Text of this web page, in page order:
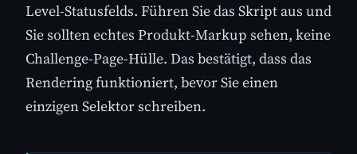
Level-Statusfelds. Führen Sie das Skript aus und
Sie sollten echtes Produkt-Markup sehen, keine
Challenge-Page-Hülle. Das bestätigt, dass das
Rendering funktioniert, bevor Sie einen
einzigen Selektor schreiben.